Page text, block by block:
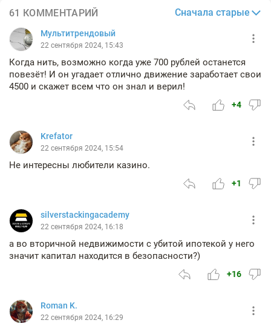
61 КОММЕНТАРИЙ Сначала старые
Мультитрендовый
22 сентября 2024, 15:43
Когда нить, возможно когда уже 700 рублей останется
повезёт! И он угадает отлично движение заработает свои
4500 и скажет всем что он знал и верил!
+4
Krefator
22 сентября 2024, 15:54
Не интересны любители казино.
+1
silverstackingacademy
22 сентября 2024, 16:18
а во вторичной недвижимости с убитой ипотекой у него
значит капитал находится в безопасности?)
+16
Roman K.
22 сентября 2024, 16:29